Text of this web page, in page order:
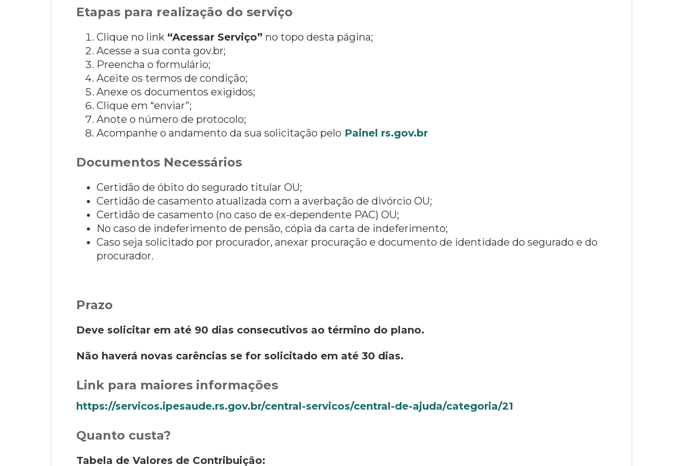
Etapas para realização do serviço
Clique no link “Acessar Serviço” no topo desta página;
Acesse a sua conta gov.br;
Preencha o formulário;
Aceite os termos de condição;
Anexe os documentos exigidos;
Clique em “enviar”;
Anote o número de protocolo;
Acompanhe o andamento da sua solicitação pelo Painel rs.gov.br
Documentos Necessários
Certidão de óbito do segurado titular OU;
Certidão de casamento atualizada com a averbação de divórcio OU;
Certidão de casamento (no caso de ex-dependente PAC) OU;
No caso de indeferimento de pensão, cópia da carta de indeferimento;
Caso seja solicitado por procurador, anexar procuração e documento de identidade do segurado e do
procurador.
Prazo
Deve solicitar em até 90 dias consecutivos ao término do plano.
Não haverá novas carências se for solicitado em até 30 dias.
Link para maiores informações
https://servicos.ipesaude.rs.gov.br/central-servicos/central-de-ajuda/categoria/21
Quanto custa?
Tabela de Valores de Contribuição: